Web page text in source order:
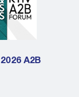
A2B